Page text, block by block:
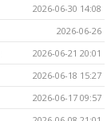
2026-06-30 14:08
2026-06-26
2026-06-21 20:01
2026-06-18 15:27
2026-06-17 09:57